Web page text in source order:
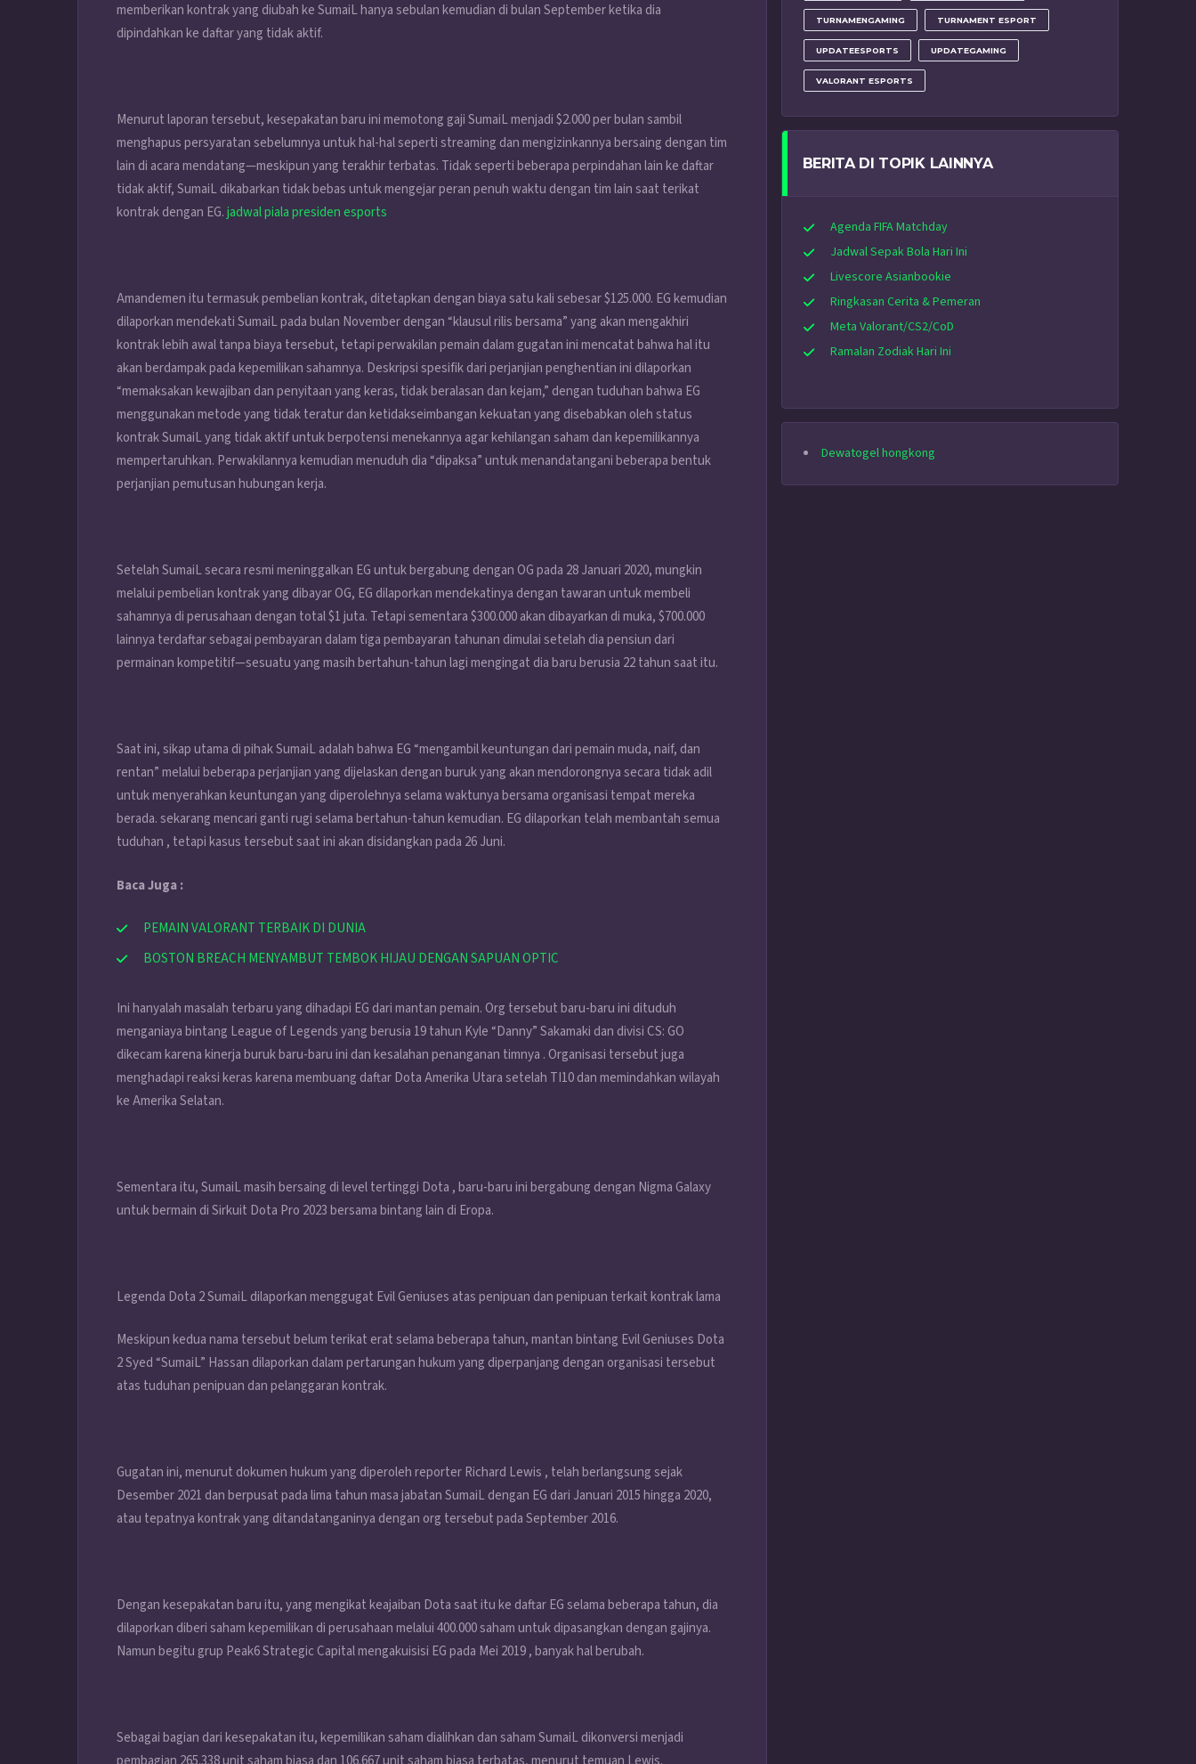
memberikan kontrak yang diubah ke SumaiL hanya sebulan kemudian di bulan September ketika dia
dipindahkan ke daftar yang tidak aktif.
Menurut laporan tersebut, kesepakatan baru ini memotong gaji SumaiL menjadi $2.000 per bulan sambil
menghapus persyaratan sebelumnya untuk hal-hal seperti streaming dan mengizinkannya bersaing dengan tim
lain di acara mendatang—meskipun yang terakhir terbatas. Tidak seperti beberapa perpindahan lain ke daftar
tidak aktif, SumaiL dikabarkan tidak bebas untuk mengejar peran penuh waktu dengan tim lain saat terikat
kontrak dengan EG.jadwal piala presiden esports
Amandemen itu termasuk pembelian kontrak, ditetapkan dengan biaya satu kali sebesar $125.000. EG kemudian
dilaporkan mendekati SumaiL pada bulan November dengan “klausul rilis bersama” yang akan mengakhiri
kontrak lebih awal tanpa biaya tersebut, tetapi perwakilan pemain dalam gugatan ini mencatat bahwa hal itu
akan berdampak pada kepemilikan sahamnya. Deskripsi spesifik dari perjanjian penghentian ini dilaporkan
“memaksakan kewajiban dan penyitaan yang keras, tidak beralasan dan kejam,” dengan tuduhan bahwa EG
menggunakan metode yang tidak teratur dan ketidakseimbangan kekuatan yang disebabkan oleh status
kontrak SumaiL yang tidak aktif untuk berpotensi menekannya agar kehilangan saham dan kepemilikannya
mempertaruhkan. Perwakilannya kemudian menuduh dia “dipaksa” untuk menandatangani beberapa bentuk
perjanjian pemutusan hubungan kerja.
Setelah SumaiL secara resmi meninggalkan EG untuk bergabung dengan OG pada 28 Januari 2020, mungkin
melalui pembelian kontrak yang dibayar OG, EG dilaporkan mendekatinya dengan tawaran untuk membeli
sahamnya di perusahaan dengan total $1 juta. Tetapi sementara $300.000 akan dibayarkan di muka, $700.000
lainnya terdaftar sebagai pembayaran dalam tiga pembayaran tahunan dimulai setelah dia pensiun dari
permainan kompetitif—sesuatu yang masih bertahun-tahun lagi mengingat dia baru berusia 22 tahun saat itu.
Saat ini, sikap utama di pihak SumaiL adalah bahwa EG “mengambil keuntungan dari pemain muda, naif, dan
rentan” melalui beberapa perjanjian yang dijelaskan dengan buruk yang akan mendorongnya secara tidak adil
untuk menyerahkan keuntungan yang diperolehnya selama waktunya bersama organisasi tempat mereka
berada. sekarang mencari ganti rugi selama bertahun-tahun kemudian. EG dilaporkan telah membantah semua
tuduhan , tetapi kasus tersebut saat ini akan disidangkan pada 26 Juni.
Baca Juga :
PEMAIN VALORANT TERBAIK DI DUNIA
BOSTON BREACH MENYAMBUT TEMBOK HIJAU DENGAN SAPUAN OPTIC
Ini hanyalah masalah terbaru yang dihadapi EG dari mantan pemain. Org tersebut baru-baru ini dituduh
menganiaya bintang League of Legends yang berusia 19 tahun Kyle “Danny” Sakamaki dan divisi CS: GO
dikecam karena kinerja buruk baru-baru ini dan kesalahan penanganan timnya . Organisasi tersebut juga
menghadapi reaksi keras karena membuang daftar Dota Amerika Utara setelah TI10 dan memindahkan wilayah
ke Amerika Selatan.
Sementara itu, SumaiL masih bersaing di level tertinggi Dota , baru-baru ini bergabung dengan Nigma Galaxy
untuk bermain di Sirkuit Dota Pro 2023 bersama bintang lain di Eropa.
Legenda Dota 2 SumaiL dilaporkan menggugat Evil Geniuses atas penipuan dan penipuan terkait kontrak lama
Meskipun kedua nama tersebut belum terikat erat selama beberapa tahun, mantan bintang Evil Geniuses Dota
2 Syed “SumaiL” Hassan dilaporkan dalam pertarungan hukum yang diperpanjang dengan organisasi tersebut
atas tuduhan penipuan dan pelanggaran kontrak.
Gugatan ini, menurut dokumen hukum yang diperoleh reporter Richard Lewis , telah berlangsung sejak
Desember 2021 dan berpusat pada lima tahun masa jabatan SumaiL dengan EG dari Januari 2015 hingga 2020,
atau tepatnya kontrak yang ditandatanganinya dengan org tersebut pada September 2016.
Dengan kesepakatan baru itu, yang mengikat keajaiban Dota saat itu ke daftar EG selama beberapa tahun, dia
dilaporkan diberi saham kepemilikan di perusahaan melalui 400.000 saham untuk dipasangkan dengan gajinya.
Namun begitu grup Peak6 Strategic Capital mengakuisisi EG pada Mei 2019 , banyak hal berubah.
Sebagai bagian dari kesepakatan itu, kepemilikan saham dialihkan dan saham SumaiL dikonversi menjadi
TURNAMENGAMING TURNAMENT ESPORT
UPDATEESPORTS UPDATEGAMING
VALORANT ESPORTS
BERITA DI TOPIK LAINNYA
Agenda FIFA Matchday
Jadwal Sepak Bola Hari Ini
Livescore Asianbookie
Ringkasan Cerita & Pemeran
Meta Valorant/CS2/CoD
Ramalan Zodiak Hari Ini
Dewatogel hongkong